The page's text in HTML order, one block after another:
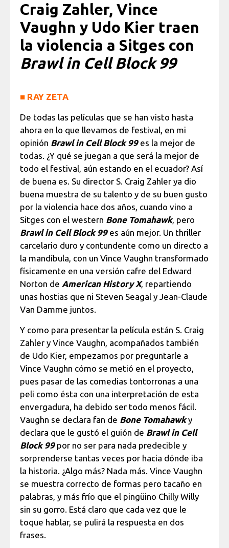
Craig Zahler, Vince
Vaughn y Udo Kier traen
la violencia a Sitges con
Brawl in Cell Block 99
■ RAY ZETA
De todas las películas que se han visto hasta
ahora en lo que llevamos de festival, en mi
opinión Brawl in Cell Block 99es la mejor de
todas. ¿Y qué se juegan a que será la mejor de
todo el festival, aún estando en el ecuador? Así
de buena es. Su director S. Craig Zahler ya dio
buena muestra de su talento y de su buen gusto
por la violencia hace dos años, cuando vino a
Sitges con el western Bone Tomahawk, pero
Brawl in Cell Block 99 es aún mejor. Un thriller
carcelario duro y contundente como un directo a
la mandíbula, con un Vince Vaughn transformado
físicamente en una versión cafre del Edward
Norton de American History X, repartiendo
unas hostias que ni Steven Seagal y Jean-Claude
Van Damme juntos.
Y como para presentar la película están S. Craig
Zahler y Vince Vaughn, acompañados también
de Udo Kier, empezamos por preguntarle a
Vince Vaughn cómo se metió en el proyecto,
pues pasar de las comedias tontorronas a una
peli como ésta con una interpretación de esta
envergadura, ha debido ser todo menos fácil.
Vaughn se declara fan de Bone Tomahawky
declara que le gustó el guión de Brawl in Cell
Block 99 por no ser para nada predecible y
sorprenderse tantas veces por hacia dónde iba
la historia. ¿Algo más? Nada más. Vince Vaughn
se muestra correcto de formas pero tacaño en
palabras, y más frío que el pingüino Chilly Willy
sin su gorro. Está claro que cada vez que le
toque hablar, se pulirá la respuesta en dos
frases.